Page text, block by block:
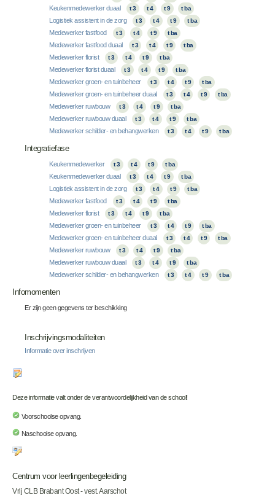
Keukenmedewerker duaal t 3 t 4 t 9 t ba
Logistiek assistent in de zorg t 3 t 4 t 9 t ba
Medewerker fastfood t 3 t 4 t 9 t ba
Medewerker fastfood duaal t 3 t 4 t 9 t ba
Medewerker florist t 3 t 4 t 9 t ba
Medewerker florist duaal t 3 t 4 t 9 t ba
Medewerker groen- en tuinbeheer t 3 t 4 t 9 t ba
Medewerker groen- en tuinbeheer duaal t 3 t 4 t 9 t ba
Medewerker ruwbouw t 3 t 4 t 9 t ba
Medewerker ruwbouw duaal t 3 t 4 t 9 t ba
Medewerker schilder- en behangwerken t 3 t 4 t 9 t ba
Integratiefase
Keukenmedewerker t 3 t 4 t 9 t ba
Keukenmedewerker duaal t 3 t 4 t 9 t ba
Logistiek assistent in de zorg t 3 t 4 t 9 t ba
Medewerker fastfood t 3 t 4 t 9 t ba
Medewerker florist t 3 t 4 t 9 t ba
Medewerker groen- en tuinbeheer t 3 t 4 t 9 t ba
Medewerker groen- en tuinbeheer duaal t 3 t 4 t 9 t ba
Medewerker ruwbouw t 3 t 4 t 9 t ba
Medewerker ruwbouw duaal t 3 t 4 t 9 t ba
Medewerker schilder- en behangwerken t 3 t 4 t 9 t ba
Infomomenten
Er zijn geen gegevens ter beschikking
Inschrijvingsmodaliteiten
Informatie over inschrijven
Deze informatie valt onder de verantwoordelijkheid van de school!
Voorschoolse opvang.
Naschoolse opvang.
Centrum voor leerlingenbegeleiding
Vrij CLB Brabant Oost - vest. Aarschot